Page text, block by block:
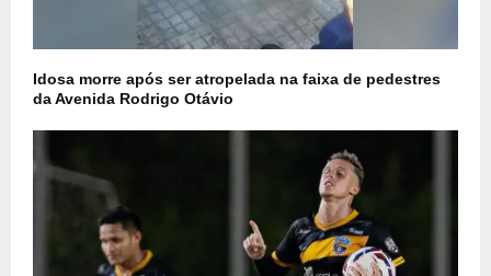
Idosa morre após ser atropelada na faixa de pedestres
da Avenida Rodrigo Otávio